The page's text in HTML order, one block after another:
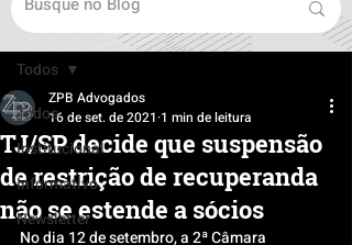
Post
Todos
Institucional
Informativo
Newsletter
Todos
TJ/SP decide que suspensão
de restrição de recuperanda
não se estende a sócios
ZPB Advogados
16 de set. de 2021 1 min de leitura
No dia 12 de setembro, a 2ª Câmara